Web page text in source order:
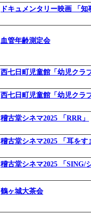
ドキュメンタリー映画 「
血管年齢測定会
西七日町児童館「幼児クラ
西七日町児童館「幼児クラ
稽古堂シネマ2025 「RRR」
稽古堂シネマ2025 「耳をす
稽古堂シネマ2025 「SING/
鶴ヶ城大茶会